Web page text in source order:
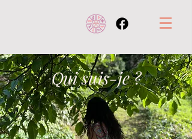
Qui suis-je ?